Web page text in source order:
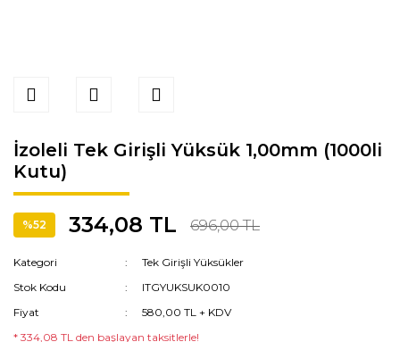
İzoleli Tek Girişli Yüksük 1,00mm (1000li
Kutu)
%52 334,08 TL 696,00 TL
Kategori
Tek Girişli Yüksükler
Stok Kodu
ITGYUKSUK0010
Fiyat
580,00 TL + KDV
* 334,08 TL den başlayan taksitlerle!